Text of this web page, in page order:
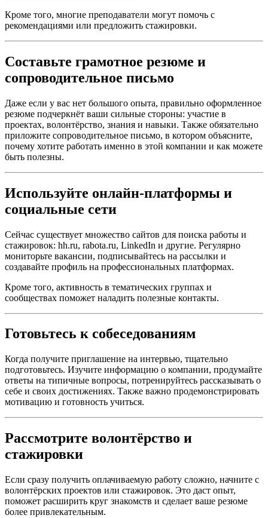
Кроме того, многие преподаватели могут помочь с
рекомендациями или предложить стажировки.
Составьте грамотное резюме и
сопроводительное письмо
Даже если у вас нет большого опыта, правильно оформленное
резюме подчеркнёт ваши сильные стороны: участие в
проектах, волонтёрство, знания и навыки. Также обязательно
приложите сопроводительное письмо, в котором объясните,
почему хотите работать именно в этой компании и как можете
быть полезны.
Используйте онлайн-платформы и
социальные сети
Сейчас существует множество сайтов для поиска работы и
стажировок: hh.ru, rabota.ru, LinkedIn и другие. Регулярно
мониторьте вакансии, подписывайтесь на рассылки и
создавайте профиль на профессиональных платформах.
Кроме того, активность в тематических группах и
сообществах поможет наладить полезные контакты.
Готовьтесь к собеседованиям
Когда получите приглашение на интервью, тщательно
подготовьтесь. Изучите информацию о компании, продумайте
ответы на типичные вопросы, потренируйтесь рассказывать о
себе и своих достижениях. Также важно продемонстрировать
мотивацию и готовность учиться.
Рассмотрите волонтёрство и
стажировки
Если сразу получить оплачиваемую работу сложно, начните с
волонтёрских проектов или стажировок. Это даст опыт,
поможет расширить круг знакомств и сделает ваше резюме
более привлекательным.